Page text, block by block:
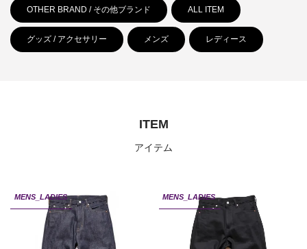
OTHER BRAND / その他ブランド ALL ITEM
グッズ / アクセサリー メンズ レディース
ITEM
アイテム
MENS_LADIES MENS_LADIES